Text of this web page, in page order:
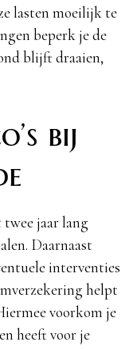
lasten moeilijk te
beperk je de
blijft draaien,
bij
jaar lang
Daarnaast
interventies
helpt
voorkom je
heeft voor je